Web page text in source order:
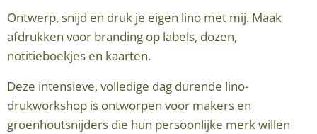
Ontwerp, snijd en druk je eigen lino met mij. Maak
afdrukken voor branding op labels, dozen,
notitieboekjes en kaarten.
Deze intensieve, volledige dag durende lino-
drukworkshop is ontworpen voor makers en
groenhoutsnijders die hun persoonlijke merk willen